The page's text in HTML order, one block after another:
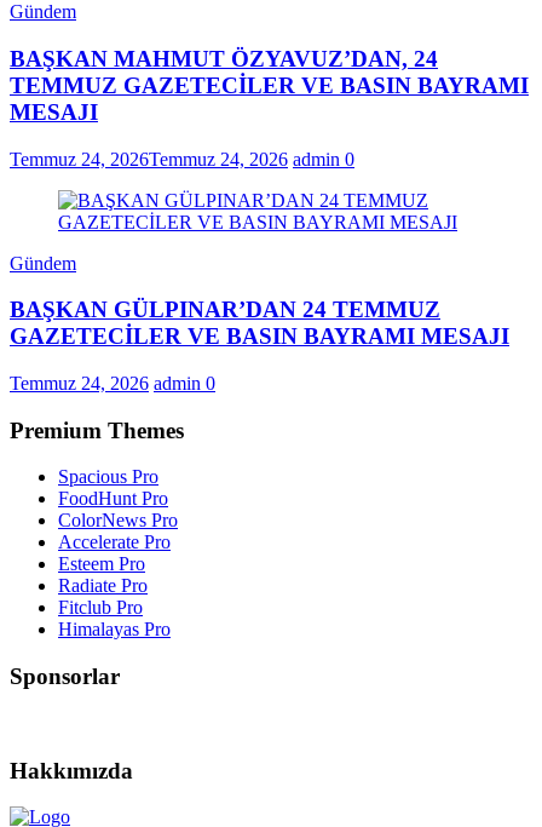
Gündem
BAŞKAN MAHMUT ÖZYAVUZ’DAN, 24
TEMMUZ GAZETECİLER VE BASIN BAYRAMI
MESAJI
Temmuz 24, 2026Temmuz 24, 2026 admin 0
Gündem
BAŞKAN GÜLPINAR’DAN 24 TEMMUZ
GAZETECİLER VE BASIN BAYRAMI MESAJI
Temmuz 24, 2026 admin 0
Premium Themes
Spacious Pro
FoodHunt Pro
ColorNews Pro
Accelerate Pro
Esteem Pro
Radiate Pro
Fitclub Pro
Himalayas Pro
Sponsorlar
Hakkımızda